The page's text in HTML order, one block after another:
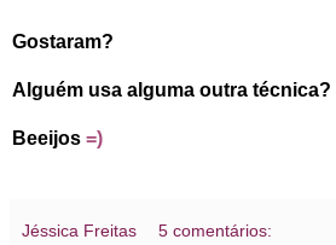
Gostaram?
Alguém usa alguma outra técnica?
Beeijos =)
Jéssica Freitas 5 comentários: